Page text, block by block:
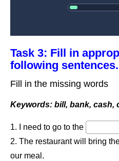
Task 3: Fill in
following sentences.